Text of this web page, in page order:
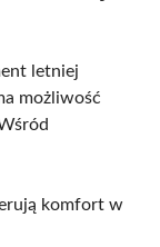
letniej
możliwość
komfort w